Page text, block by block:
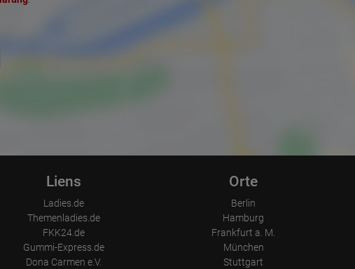
Liens
Ladies.de
Themenladies.de
FKK24.de
Gummi-Express.de
Dona Carmen e.V.
Orte
Berlin
Hamburg
Frankfurt a. M.
München
Stuttgart